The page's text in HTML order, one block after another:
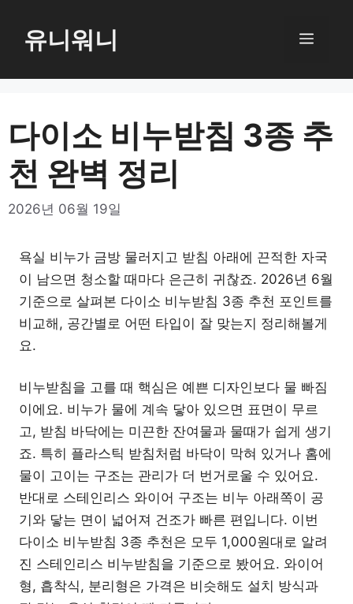
로
너
뛰
기
유니워니 메
다이소 비누받침 3종 추
천 완벽 정리
2026년 06월 19일
욕실 비누가 금방 물러지고 받침 아래에 끈적한 자국
이 남으면 청소할 때마다 은근히 귀찮죠. 2026년 6월
기준으로 살펴본 다이소 비누받침 3종 추천 포인트를
비교해, 공간별로 어떤 타입이 잘 맞는지 정리해볼게
요.
비누받침을 고를 때 핵심은 예쁜 디자인보다 물 빠짐
이에요. 비누가 물에 계속 닿아 있으면 표면이 무르
고, 받침 바닥에는 미끈한 잔여물과 물때가 쉽게 생기
죠. 특히 플라스틱 받침처럼 바닥이 막혀 있거나 홈에
물이 고이는 구조는 관리가 더 번거로울 수 있어요.
반대로 스테인리스 와이어 구조는 비누 아래쪽이 공
기와 닿는 면이 넓어져 건조가 빠른 편입니다. 이번
다이소 비누받침 3종 추천은 모두 1,000원대로 알려
진 스테인리스 비누받침을 기준으로 봤어요. 와이어
형, 흡착식, 분리형은 가격은 비슷해도 설치 방식과